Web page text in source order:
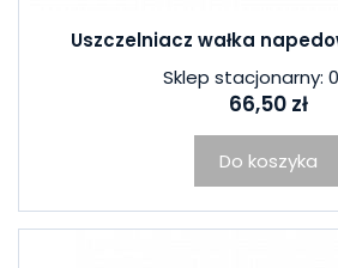
Uszczelniacz wałka
Sklep stacjonarny:
66,50 zł
Do koszyka